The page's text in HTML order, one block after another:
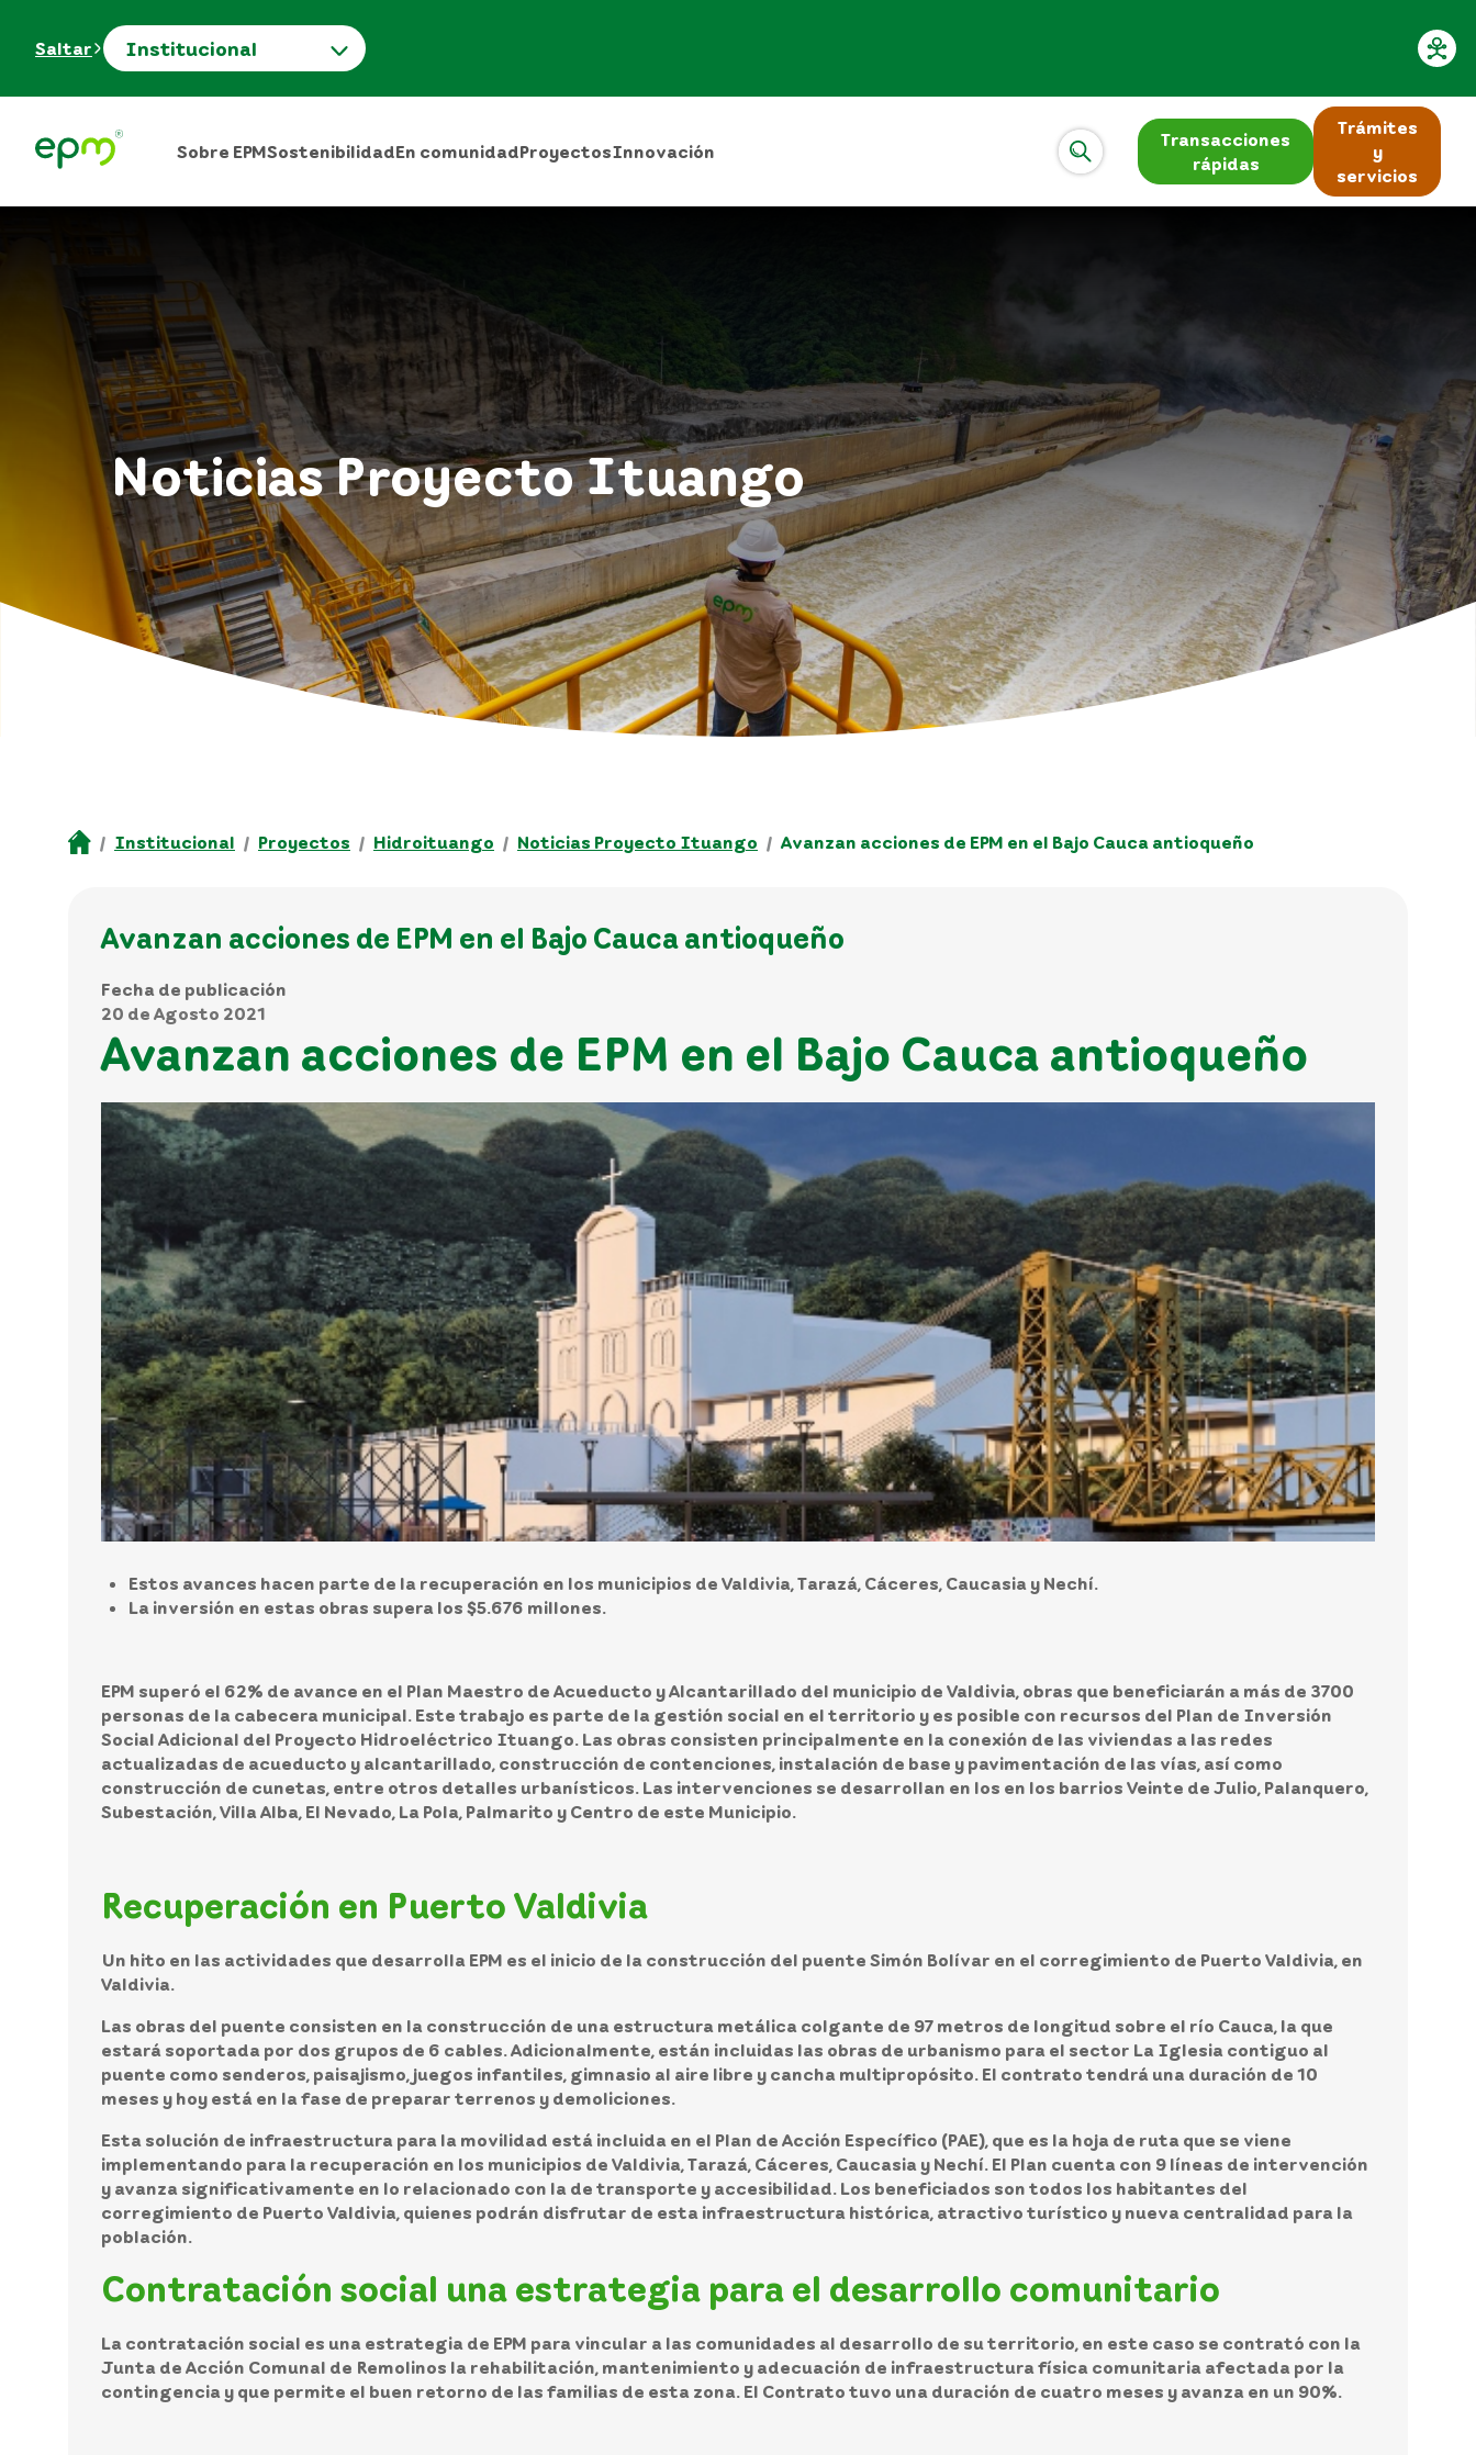
Saltar Institucional
Sobre EPMSostenibilidadEn comunidadProyectosInnovación
Transacciones
rápidas
Trámites
y
servicios
Noticias Proyecto Ituango
Institucional Proyectos Hidroituango Noticias Proyecto Ituango Avanzan acciones de EPM en el Bajo Cauca antioqueño
Avanzan acciones de EPM en el Bajo Cauca antioqueño
Fecha de publicación
20 de Agosto 2021
Avanzan acciones de EPM en el Bajo Cauca antioqueño
Estos avances hacen parte de la recuperación en los municipios de Valdivia, Tarazá, Cáceres, Caucasia y Nechí.
La inversión en estas obras supera los $5.676 millones.
EPM superó el 62% de avance en el Plan Maestro de Acueducto y Alcantarillado del municipio de Valdivia, obras que beneficiarán a más de 3700
personas de la cabecera municipal. Este trabajo es parte de la gestión social en el territorio y es posible con recursos del Plan de Inversión
Social Adicional del Proyecto Hidroeléctrico Ituango. Las obras consisten principalmente en la conexión de las viviendas a las redes
actualizadas de acueducto y alcantarillado, construcción de contenciones, instalación de base y pavimentación de las vías, así como
construcción de cunetas, entre otros detalles urbanísticos. Las intervenciones se desarrollan en los en los barrios Veinte de Julio, Palanquero,
Subestación, Villa Alba, El Nevado, La Pola, Palmarito y Centro de este Municipio.
Recuperación en Puerto Valdivia
Un hito en las actividades que desarrolla EPM es el inicio de la construcción del puente Simón Bolívar en el corregimiento de Puerto Valdivia, en
Valdivia.
Las obras del puente consisten en la construcción de una estructura metálica colgante de 97 metros de longitud sobre el río Cauca, la que
estará soportada por dos grupos de 6 cables. Adicionalmente, están incluidas las obras de urbanismo para el sector La Iglesia contiguo al
puente como senderos, paisajismo, juegos infantiles, gimnasio al aire libre y cancha multipropósito. El contrato tendrá una duración de 10
meses y hoy está en la fase de preparar terrenos y demoliciones.
Esta solución de infraestructura para la movilidad está incluida en el Plan de Acción Específico (PAE), que es la hoja de ruta que se viene
implementando para la recuperación en los municipios de Valdivia, Tarazá, Cáceres, Caucasia y Nechí. El Plan cuenta con 9 líneas de intervención
y avanza significativamente en lo relacionado con la de transporte y accesibilidad. Los beneficiados son todos los habitantes del
corregimiento de Puerto Valdivia, quienes podrán disfrutar de esta infraestructura histórica, atractivo turístico y nueva centralidad para la
población.
Contratación social una estrategia para el desarrollo comunitario
La contratación social es una estrategia de EPM para vincular a las comunidades al desarrollo de su territorio, en este caso se contrató con la
Junta de Acción Comunal de Remolinos la rehabilitación, mantenimiento y adecuación de infraestructura física comunitaria afectada por la
contingencia y que permite el buen retorno de las familias de esta zona. El Contrato tuvo una duración de cuatro meses y avanza en un 90%.